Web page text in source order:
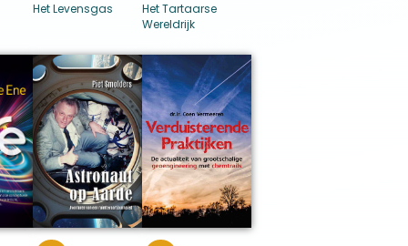
Het Levensgas
Het Tartaarse
Wereldrijk